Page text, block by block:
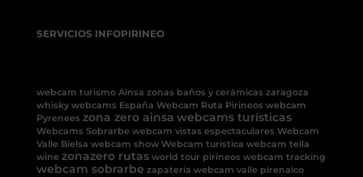
SERVICIOS INFOPIRINEO
webcam turismo Ainsa zonas baños y cerámicas zaragoza
whisky webcams España Webcam Ruta Pirineos webcam
Pyrenees zona zero ainsa webcams turísticas
Webcams Sobrarbe webcam vistas espectaculares Webcam
Valle Bielsa webcam show Webcam turística webcam tella
wine zonazero rutas world tour pirineos webcam tracking
webcam sobrarbe zapateria webcam valle pirenaico